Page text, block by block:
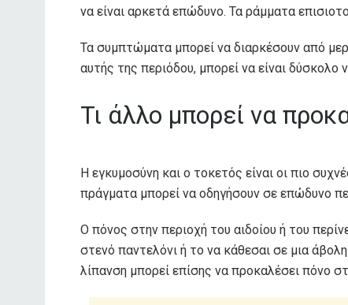
να είναι αρκετά επώδυνο. Τα ράμματα
Τα συμπτώματα μπορεί να διαρκέσουν από
αυτής της περιόδου, μπορεί να είναι
Τι άλλο μπορεί να
Η εγκυμοσύνη και ο τοκετός είναι οι πιο
πράγματα μπορεί να οδηγήσουν σε επώδυνο
Ο πόνος στην περιοχή του αιδοίου ή του
στενό παντελόνι ή το να κάθεσαι σε μια
λίπανση μπορεί επίσης να προκαλέσει πόνο